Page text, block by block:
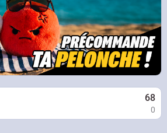
68
0